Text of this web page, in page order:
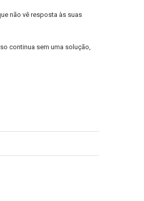
não vê resposta às suas
continua sem uma solução,